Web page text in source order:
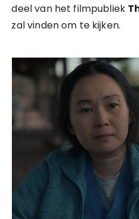
deel van het filmpubliek
zal vinden om te kijken.